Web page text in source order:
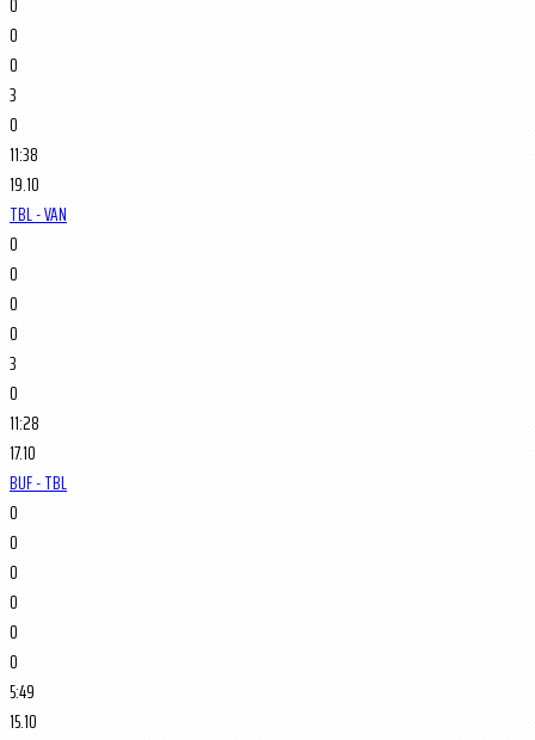
0
0
3
0
11:38
19.10
TBL - VAN
0
0
0
0
3
0
11:28
17.10
BUF - TBL
0
0
0
0
0
0
5:49
15.10